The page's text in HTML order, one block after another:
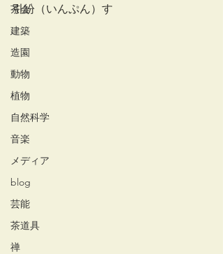
茶会
建築
造園
動物
植物
自然科学
音楽
メディア
blog
芸能
茶道具
禅
引紛（いんぷん）す